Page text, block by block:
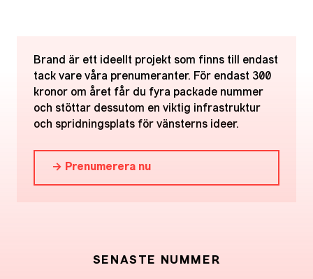
Brand är ett ideellt projekt som finns till endast
tack vare våra prenumeranter. För endast 300
kronor om året får du fyra packade nummer
och stöttar dessutom en viktig infrastruktur
och spridningsplats för vänsterns ideer.
→ Prenumerera nu
SENASTE NUMMER